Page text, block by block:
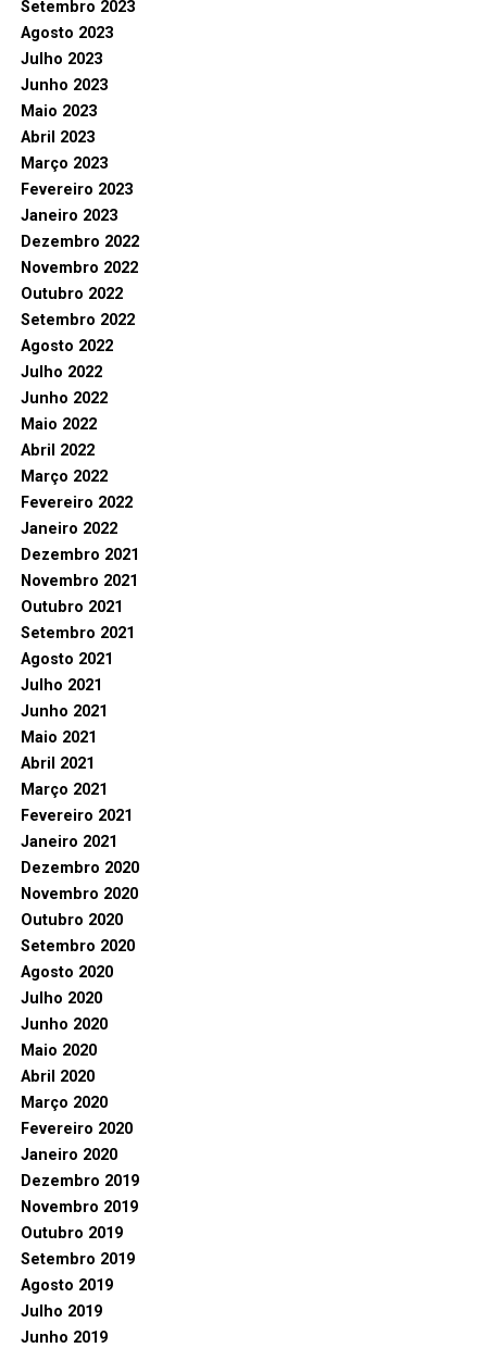
Setembro 2023
Agosto 2023
Julho 2023
Junho 2023
Maio 2023
Abril 2023
Março 2023
Fevereiro 2023
Janeiro 2023
Dezembro 2022
Novembro 2022
Outubro 2022
Setembro 2022
Agosto 2022
Julho 2022
Junho 2022
Maio 2022
Abril 2022
Março 2022
Fevereiro 2022
Janeiro 2022
Dezembro 2021
Novembro 2021
Outubro 2021
Setembro 2021
Agosto 2021
Julho 2021
Junho 2021
Maio 2021
Abril 2021
Março 2021
Fevereiro 2021
Janeiro 2021
Dezembro 2020
Novembro 2020
Outubro 2020
Setembro 2020
Agosto 2020
Julho 2020
Junho 2020
Maio 2020
Abril 2020
Março 2020
Fevereiro 2020
Janeiro 2020
Dezembro 2019
Novembro 2019
Outubro 2019
Setembro 2019
Agosto 2019
Julho 2019
Junho 2019